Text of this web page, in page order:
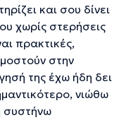
και σου δίνει
χωρίς στερήσεις
πρακτικές,
στην
της έχω ήδη δει
νιώθω
συστήνω